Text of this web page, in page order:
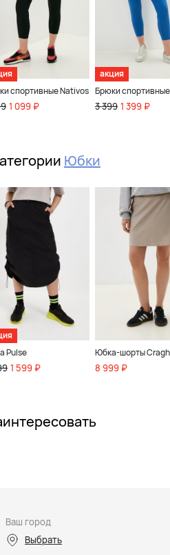
спортивные Nativos
1 099 ₽
акция
Брюки
3 399 1 399 ₽
Юбки
Pulse
1 599 ₽
Юбка-шорты
8 999 ₽
Ваш город
Выбрать